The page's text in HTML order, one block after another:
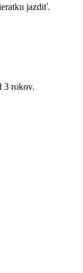
jazdiť.
3 rokov.